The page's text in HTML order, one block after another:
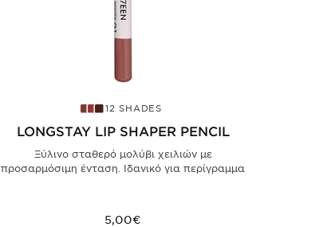
12 SHADES
LONGSTAY LIP SHAPER PENCIL
Ξύλινο σταθερό μολύβι χειλιών με
προσαρμόσιμη ένταση. Ιδανικό για περίγραμμα
5,00€